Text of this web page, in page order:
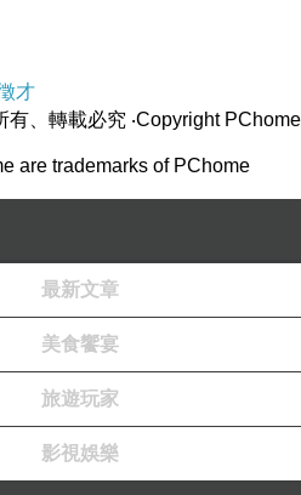
才
有、轉載必究 ‧Copyright PChome
are trademarks of PChome
最新文章
美食饗宴
旅遊玩家
影視娛樂